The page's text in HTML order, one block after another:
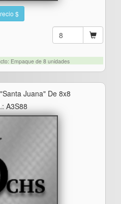
$
Empaque de 8 unidades
Juana" De 8x8
A3S88